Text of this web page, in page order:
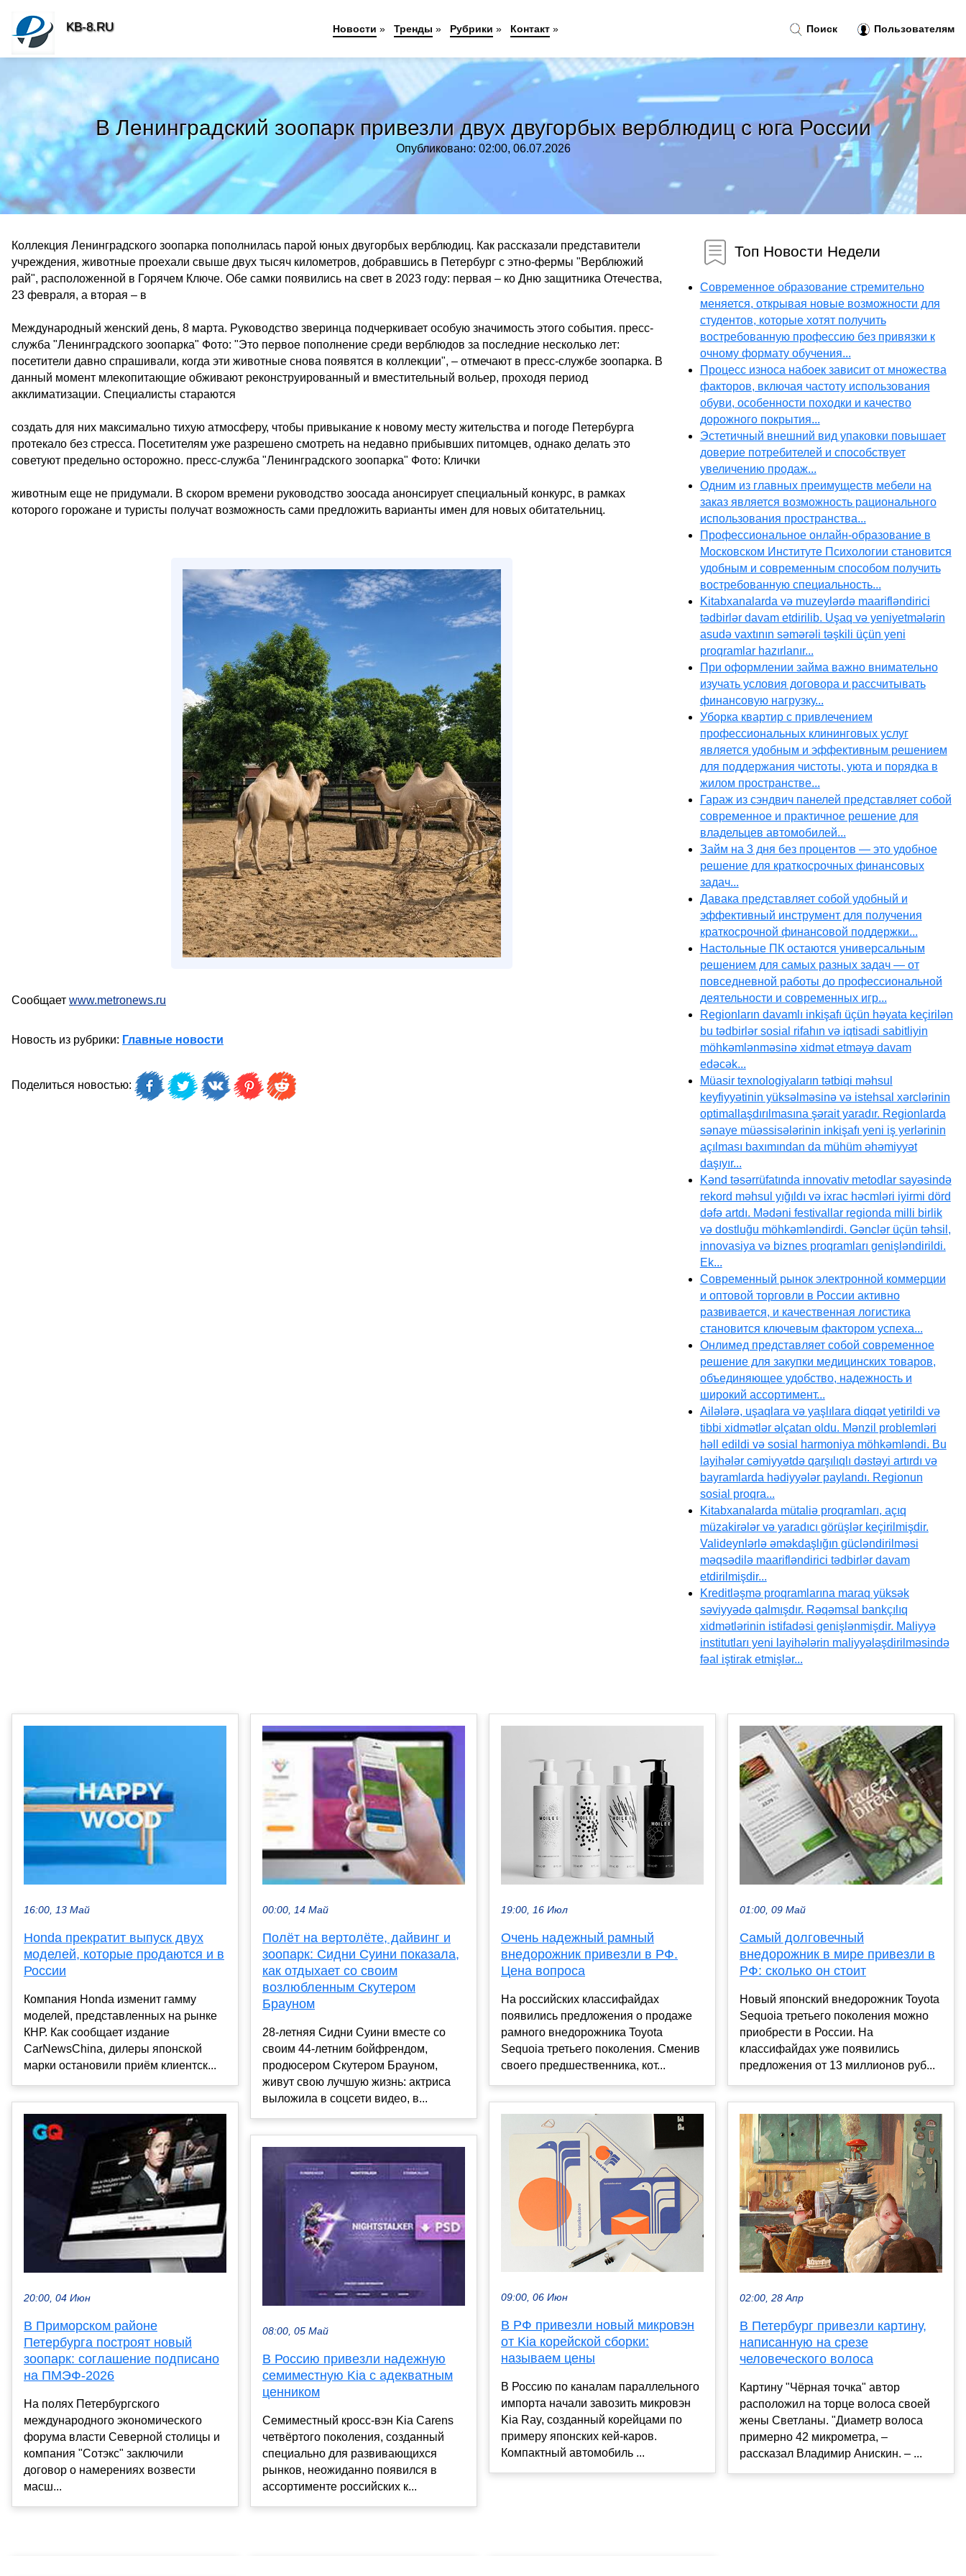
В Ленинградский зоопарк привезли двух двугорбых верблюдиц с юга России
Опубликовано: 02:00, 06.07.2026
Коллекция Ленинградского зоопарка пополнилась парой юных двугорбых верблюдиц. Как рассказали представители
учреждения, животные проехали свыше двух тысяч километров, добравшись в Петербург с этно-фермы "Верблюжий
рай", расположенной в Горячем Ключе. Обе самки появились на свет в 2023 году: первая – ко Дню защитника Отечества,
23 февраля, а вторая – в
Международный женский день, 8 марта. Руководство зверинца подчеркивает особую значимость этого события. пресс-
служба "Ленинградского зоопарка" Фото: "Это первое пополнение среди верблюдов за последние несколько лет:
посетители давно спрашивали, когда эти животные снова появятся в коллекции", – отмечают в пресс-службе зоопарка. В
данный момент млекопитающие обживают реконструированный и вместительный вольер, проходя период
акклиматизации. Специалисты стараются
создать для них максимально тихую атмосферу, чтобы привыкание к новому месту жительства и погоде Петербурга
протекало без стресса. Посетителям уже разрешено смотреть на недавно прибывших питомцев, однако делать это
советуют предельно осторожно. пресс-служба "Ленинградского зоопарка" Фото: Клички
животным еще не придумали. В скором времени руководство зоосада анонсирует специальный конкурс, в рамках
которого горожане и туристы получат возможность сами предложить варианты имен для новых обитательниц.
Сообщает www.metronews.ru
Новость из рубрики: Главные новости
Поделиться новостью:
Топ Новости Недели
Современное образование стремительно
меняется, открывая новые возможности для
студентов, которые хотят получить
востребованную профессию без привязки к
очному формату обучения...
Процесс износа набоек зависит от множества
факторов, включая частоту использования
обуви, особенности походки и качество
дорожного покрытия...
Эстетичный внешний вид упаковки повышает
доверие потребителей и способствует
увеличению продаж...
Одним из главных преимуществ мебели на
заказ является возможность рационального
использования пространства...
Профессиональное онлайн-образование в
Московском Институте Психологии становится
удобным и современным способом получить
востребованную специальность...
Kitabxanalarda və muzeylərdə maarifləndirici
tədbirlər davam etdirilib. Uşaq və yeniyetmələrin
asudə vaxtının səmərəli təşkili üçün yeni
proqramlar hazırlanır...
При оформлении займа важно внимательно
изучать условия договора и рассчитывать
финансовую нагрузку...
Уборка квартир с привлечением
профессиональных клининговых услуг
является удобным и эффективным решением
для поддержания чистоты, уюта и порядка в
жилом пространстве...
Гараж из сэндвич панелей представляет собой
современное и практичное решение для
владельцев автомобилей...
Займ на 3 дня без процентов — это удобное
решение для краткосрочных финансовых
задач...
Давака представляет собой удобный и
эффективный инструмент для получения
краткосрочной финансовой поддержки...
Настольные ПК остаются универсальным
решением для самых разных задач — от
повседневной работы до профессиональной
деятельности и современных игр...
Regionların davamlı inkişafı üçün həyata keçirilən
bu tədbirlər sosial rifahın və iqtisadi sabitliyin
möhkəmlənməsinə xidmət etməyə davam
edəcək...
Müasir texnologiyaların tətbiqi məhsul
keyfiyyətinin yüksəlməsinə və istehsal xərclərinin
optimallaşdırılmasına şərait yaradır. Regionlarda
sənaye müəssisələrinin inkişafı yeni iş yerlərinin
açılması baxımından da mühüm əhəmiyyət
daşıyır...
Kənd təsərrüfatında innovativ metodlar sayəsində
rekord məhsul yığıldı və ixrac həcmləri iyirmi dörd
dəfə artdı. Mədəni festivallar regionda milli birlik
və dostluğu möhkəmləndirdi. Gənclər üçün təhsil,
innovasiya və biznes proqramları genişləndirildi.
Ek...
Современный рынок электронной коммерции
и оптовой торговли в России активно
развивается, и качественная логистика
становится ключевым фактором успеха...
Онлимед представляет собой современное
решение для закупки медицинских товаров,
объединяющее удобство, надежность и
широкий ассортимент...
Ailələrə, uşaqlara və yaşlılara diqqət yetirildi və
tibbi xidmətlər əlçatan oldu. Mənzil problemləri
həll edildi və sosial harmoniya möhkəmləndi. Bu
layihələr cəmiyyətdə qarşılıqlı dəstəyi artırdı və
bayramlarda hədiyyələr paylandı. Regionun
sosial proqra...
Kitabxanalarda mütaliə proqramları, açıq
müzakirələr və yaradıcı görüşlər keçirilmişdir.
Valideynlərlə əməkdaşlığın gücləndirilməsi
məqsədilə maarifləndirici tədbirlər davam
etdirilmişdir...
Kreditləşmə proqramlarına maraq yüksək
səviyyədə qalmışdır. Rəqəmsal bankçılıq
xidmətlərinin istifadəsi genişlənmişdir. Maliyyə
institutları yeni layihələrin maliyyələşdirilməsində
fəal iştirak etmişlər...
16:00, 13 Май
Honda прекратит выпуск двух
моделей, которые продаются и в
России
Компания Honda изменит гамму
моделей, представленных на рынке
КНР. Как сообщает издание
CarNewsChina, дилеры японской
марки остановили приём клиентск...
20:00, 04 Июн
В Приморском районе
Петербурга построят новый
зоопарк: соглашение подписано
на ПМЭФ-2026
На полях Петербургского
международного экономического
форума власти Северной столицы и
компания "Сотэкс" заключили
договор о намерениях возвести
масш...
00:00, 14 Май
Полёт на вертолёте, дайвинг и
зоопарк: Сидни Суини показала,
как отдыхает со своим
возлюбленным Скутером
Брауном
28-летняя Сидни Суини вместе со
своим 44-летним бойфрендом,
продюсером Скутером Брауном,
живут свою лучшую жизнь: актриса
выложила в соцсети видео, в...
08:00, 05 Май
В Россию привезли надежную
семиместную Kia с адекватным
ценником
Семиместный кросс-вэн Kia Carens
четвёртого поколения, созданный
специально для развивающихся
рынков, неожиданно появился в
ассортименте российских к...
19:00, 16 Июл
Очень надежный рамный
внедорожник привезли в РФ.
Цена вопроса
На российских классифайдах
появились предложения о продаже
рамного внедорожника Toyota
Sequoia третьего поколения. Сменив
своего предшественника, кот...
09:00, 06 Июн
В РФ привезли новый микровэн
от Kia корейской сборки:
называем цены
В Россию по каналам параллельного
импорта начали завозить микровэн
Kia Ray, созданный корейцами по
примеру японских кей-каров.
Компактный автомобиль ...
01:00, 09 Май
Самый долговечный
внедорожник в мире привезли в
РФ: сколько он стоит
Новый японский внедорожник Toyota
Sequoia третьего поколения можно
приобрести в России. На
классифайдах уже появились
предложения от 13 миллионов руб...
02:00, 28 Апр
В Петербург привезли картину,
написанную на срезе
человеческого волоса
Картину "Чёрная точка" автор
расположил на торце волоса своей
жены Светланы. "Диаметр волоса
примерно 42 микрометра, –
рассказал Владимир Анискин. – ...
Поиск Пользователям
KB-8.RU Новости » Тренды » Рубрики » Контакт »